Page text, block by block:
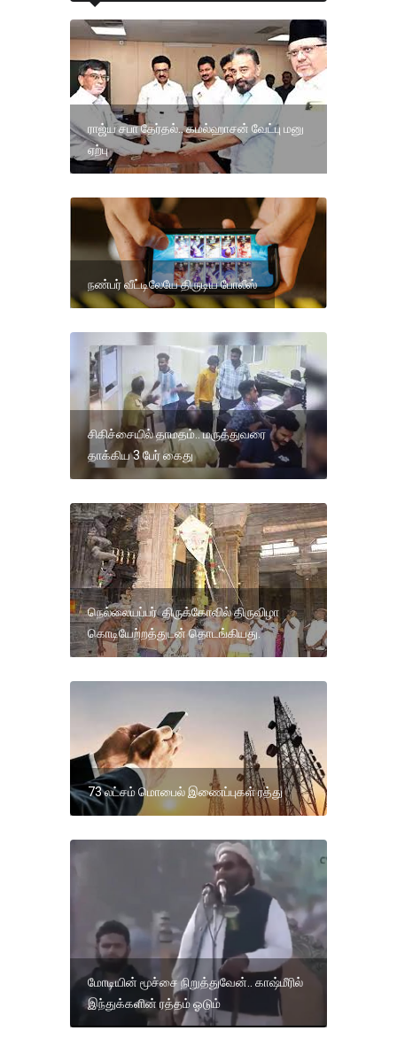
ராஜ்ய சபா தேர்தல்.. கமல்ஹாசன் வேட்பு மனு
ஏற்பு
நண்பர் வீட்டிலேயே திருடிய போலீஸ்
சிகிச்சையில் தாமதம்.. மருத்துவரை
தாக்கிய 3 பேர் கைது
நெல்லையப்பர் திருக்கோவில் திருவிழா
கொடியேற்றத்துடன் தொடங்கியது.
73 லட்சம் மொபைல் இணைப்புகள் ரத்து
மோடியின் மூச்சை நிறுத்துவேன்.. காஷ்மீரில்
இந்துக்களின் ரத்தம் ஓடும்